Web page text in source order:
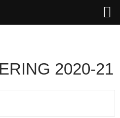
2020-21